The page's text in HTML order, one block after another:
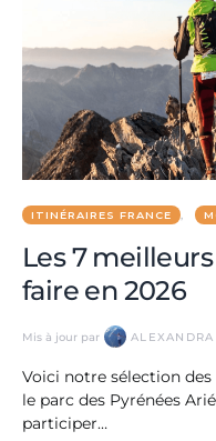
ITINÉRAIRES FRANCE
Les 7
faire en 2026
Mis à jour par ALEXANDRA
Voici notre sélection
le parc des Pyrénées
participer…